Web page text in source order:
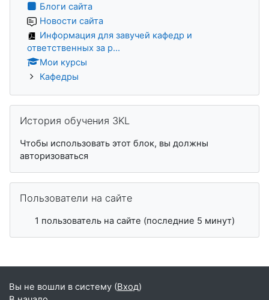
Блоги сайта
Новости сайта
Информация для завучей кафедр и
ответственных за р...
Мои курсы
Кафедры
История обучения 3KL
Чтобы использовать этот блок, вы должны
авторизоваться
Пользователи на сайте
1 пользователь на сайте (последние 5 минут)
Вы не вошли в систему (Вход)